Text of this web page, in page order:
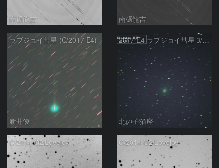
南砺龍吉 南砺龍吉
ラブジョイ彗星 (C/2017 E4)
新井優
2017 E4 ラブジョイ彗星 3/27
北の子猫座
C/2014 Q2/Lovejoy C/2014 Q2/Lovejoy